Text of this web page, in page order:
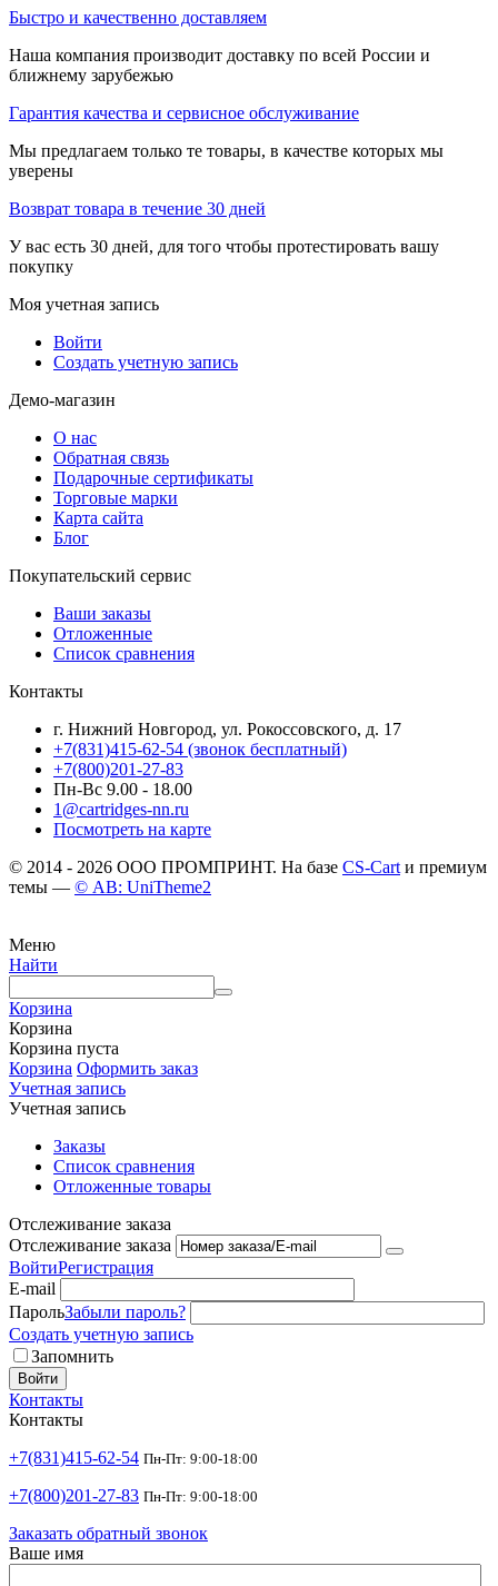
Быстро и качественно доставляем
Наша компания производит доставку по всей России и
ближнему зарубежью
Гарантия качества и сервисное обслуживание
Мы предлагаем только те товары, в качестве которых мы
уверены
Возврат товара в течение 30 дней
У вас есть 30 дней, для того чтобы протестировать вашу
покупку
Моя учетная запись
Войти
Создать учетную запись
Демо-магазин
О нас
Обратная связь
Подарочные сертификаты
Торговые марки
Карта сайта
Блог
Покупательский сервис
Ваши заказы
Отложенные
Список сравнения
Контакты
г. Нижний Новгород, ул. Рокоссовского, д. 17
+7(831)415-62-54 (звонок бесплатный)
+7(800)201-27-83
Пн-Вс 9.00 - 18.00
1@cartridges-nn.ru
Посмотреть на карте
© 2014 - 2026 ООО ПРОМПРИНТ. На базе CS-Cart и премиум
темы — © AB: UniTheme2
Меню
Найти
Корзина
Корзина
Корзина пуста
Корзина Оформить заказ
Учетная запись
Учетная запись
Заказы
Список сравнения
Отложенные товары
Отслеживание заказа
Отслеживание заказа
ВойтиРегистрация
E-mail
ПарольЗабыли пароль?
Создать учетную запись
Запомнить
Войти
Контакты
Контакты
+7(831)415-62-54 Пн-Пт: 9:00-18:00
+7(800)201-27-83 Пн-Пт: 9:00-18:00
Заказать обратный звонок
Ваше имя